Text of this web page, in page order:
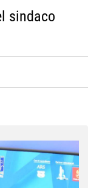
sindaco